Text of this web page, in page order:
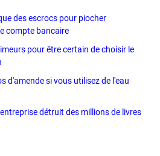
des escrocs pour piocher
compte bancaire
pour être certain de choisir le
d'amende si vous utilisez de l'eau
détruit des millions de livres